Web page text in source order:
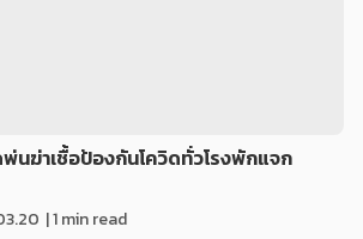
นฆ่าเชื้อป้องกันโควิดทั่วโรงพักแจก
| 1 min read